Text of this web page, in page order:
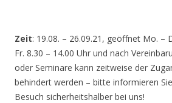
Zeit: 19.08. – 26.09.21, geöffnet Mo. –
Fr. 8.30 – 14.00 Uhr und nach
oder Seminare kann zeitweise der
behindert werden – bitte informieren
Besuch sicherheitshalber bei uns!